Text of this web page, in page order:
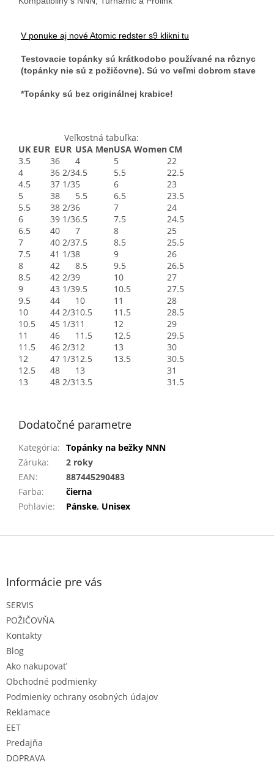
V ponuke aj nové Atomic redster s9 klikni tu
Testovacie topánky sú krátkodobo používané na rôznych
(topánky nie sú z požičovne). Sú vo veľmi dobrom stave!
*Topánky sú bez originálnej krabice!
Veľkostná tabuľka:
UK EUR EUR USA MenUSA WomenCM
3.5
36 4 5
22
4
36 2/34.5 5.5
22.5
4.5
37 1/35 6
23
5
38 5.5 6.5
23.5
5.5
38 2/36 7
24
6
39 1/36.5 7.5
24.5
6.5
40 7 8
25
7
40 2/37.5 8.5
25.5
7.5
41 1/38 9
26
8
42 8.5 9.5
26.5
8.5
42 2/39 10
27
9
43 1/39.5 10.5
27.5
9.5
44 10 11
28
10
44 2/310.5 11.5
28.5
10.5
45 1/311 12
29
11
46 11.5 12.5
29.5
11.5
46 2/312 13
30
12
47 1/312.5 13.5
30.5
12.5
48 13
31
13
48 2/313.5 31.5
Dodatočné parametre
Kategória: Topánky na bežky NNN
Záruka:
2 roky
EAN:
887445290483
Farba:
čierna
Pohlavie: Pánske, Unisex
Z
Informácie pre vás
SERVIS
POŽIČOVŇA
Kontakty
Blog
Ako nakupovať
Obchodné podmienky
Podmienky ochrany osobných údajov
Reklamace
EET
Predajňa
DOPRAVA